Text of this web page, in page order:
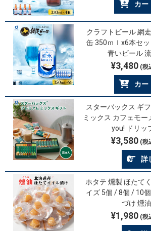
カー
クラフトビール 網
缶 350ｍｌx6本セ
青いビール
¥3,480(税
カー
スターバックス ギ
ミックス カフェモ
you! ドリッ
¥3,580(税
詳
ホタテ 燻製 ほたて
イズ 5個 / 8個 / 10
づけ 燻
¥1,980(税